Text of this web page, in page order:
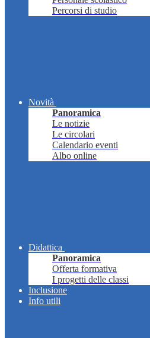
Percorsi di studio
Novità
Panoramica
Le notizie
Le circolari
Calendario eventi
Albo online
Didattica
Panoramica
Offerta formativa
I progetti delle classi
Inclusione
Info utili